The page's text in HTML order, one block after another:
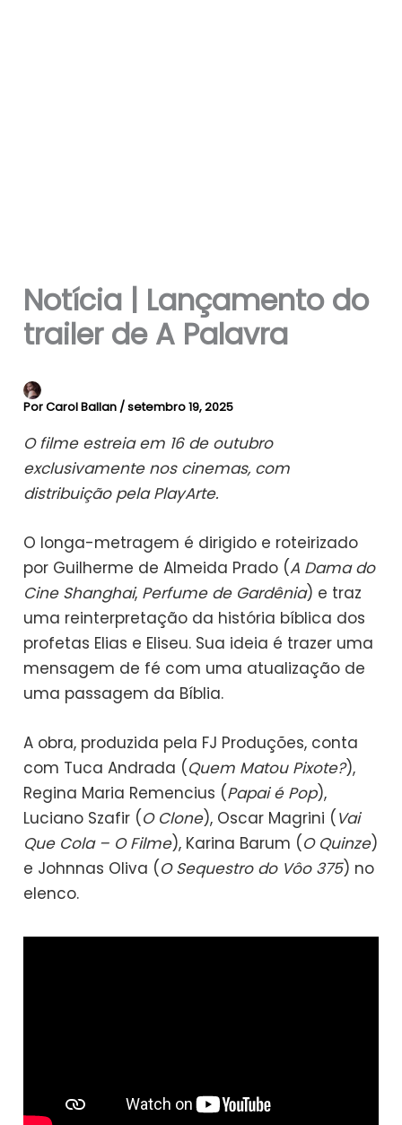
Notícia | Lançamento do
trailer de A Palavra
PorCarol Ballan /setembro 19, 2025
O filme estreia em 16 de outubro
exclusivamente nos cinemas, com
distribuição pela PlayArte.
O longa-metragem é dirigido e roteirizado
por Guilherme de Almeida Prado (A Dama do
Cine Shanghai, Perfume de Gardênia) e traz
uma reinterpretação da história bíblica dos
profetas Elias e Eliseu. Sua ideia é trazer uma
mensagem de fé com uma atualização de
uma passagem da Bíblia.
A obra, produzida pela FJ Produções, conta
com Tuca Andrada (Quem Matou Pixote?),
Regina Maria Remencius (Papai é Pop),
Luciano Szafir (O Clone), Oscar Magrini ( Vai
Que Cola – O Filme), Karina Barum (O Quinze)
e Johnnas Oliva (O Sequestro do Vôo 375) no
elenco.